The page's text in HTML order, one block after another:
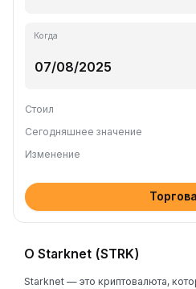
Когда
Стоил
Сегодняшнее значение
Изменение
О Starknet (STRK)
Starknet — это криптовалюта,